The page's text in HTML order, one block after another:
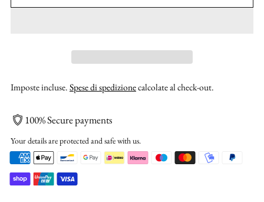
Imposte incluse.Spese di spedizionecalcolate al check-out.
100% Secure payments
Your details are protected and safe with us.